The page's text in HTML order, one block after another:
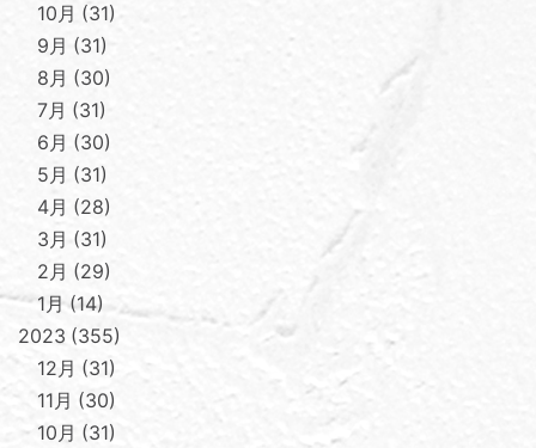
10月
31
9月
31
8月
30
7月
31
6月
30
5月
31
4月
28
3月
31
2月
29
1月 14
2023 355
12月
31
11月
30
10月
31